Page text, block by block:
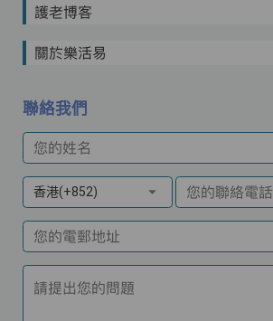
護老博客
關於樂活易
聯絡我們
您的姓名
香港(+852) 您的聯絡電話
您的電郵地址
請提出您的問題